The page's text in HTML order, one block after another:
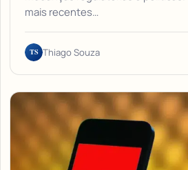
mais recentes…
TS Thiago Souza